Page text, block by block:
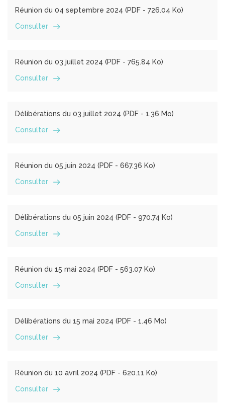
Réunion du 04 septembre 2024 (PDF - 726.04 Ko)
Consulter
Réunion du 03 juillet 2024 (PDF - 765.84 Ko)
Consulter
Délibérations du 03 juillet 2024 (PDF - 1.36 Mo)
Consulter
Réunion du 05 juin 2024 (PDF - 667.36 Ko)
Consulter
Délibérations du 05 juin 2024 (PDF - 970.74 Ko)
Consulter
Réunion du 15 mai 2024 (PDF - 563.07 Ko)
Consulter
Délibérations du 15 mai 2024 (PDF - 1.46 Mo)
Consulter
Réunion du 10 avril 2024 (PDF - 620.11 Ko)
Consulter